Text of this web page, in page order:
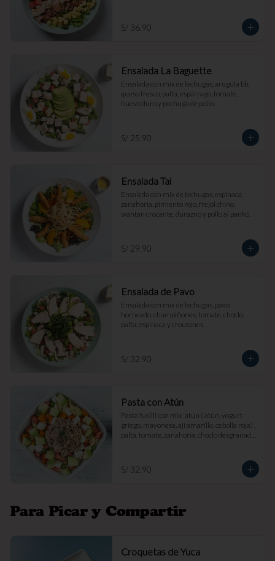
S/ 36.90
Ensalada La Baguette
Ensalada con mix de lechugas, arúgula bb,
queso fresco, palta, espárrago, tomate,
huevo duro y pechuga de pollo.
S/ 25.90
Ensalada Tai
Ensalada con mix de lechugas, espinaca,
zanahoria, pimiento rojo, frejol chino,
wantán crocante, durazno y pollo al panko.
S/ 29.90
Ensalada de Pavo
Ensalada con mix de lechugas, pavo
horneado, champiñones, tomate, choclo,
palta, espinaca y croutones.
S/ 32.90
Pasta con Atún
Pasta fusilli con mix  atún ( atún, yogurt
griego, mayonesa, aji amarillo, cebolla roja) ,
palta, tomate, zanahoria, choclo desgranado
S/ 32.90
Para Picar y Compartir
Croquetas de Yuca